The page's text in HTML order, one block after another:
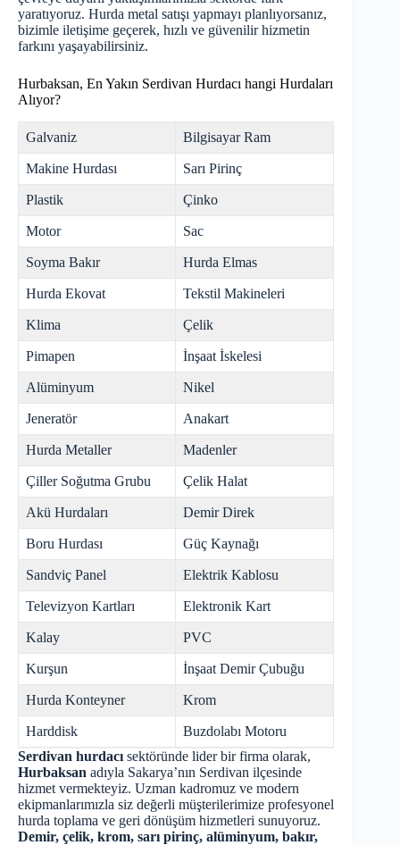
yaratıyoruz. Hurda metal satışı yapmayı planlıyorsanız,
bizimle iletişime geçerek, hızlı ve güvenilir hizmetin
farkını yaşayabilirsiniz.
Hurbaksan, En Yakın Serdivan Hurdacı hangi Hurdaları
Alıyor?
Galvaniz Bilgisayar Ram
Makine Hurdası Sarı Pirinç
Plastik Çinko
Motor Sac
Soyma Bakır Hurda Elmas
Hurda Ekovat Tekstil Makineleri
Klima Çelik
Pimapen İnşaat İskelesi
Alüminyum Nikel
Jeneratör Anakart
Hurda Metaller Madenler
Çiller Soğutma Grubu Çelik Halat
Akü Hurdaları Demir Direk
Boru Hurdası Güç Kaynağı
Sandviç Panel Elektrik Kablosu
Televizyon Kartları Elektronik Kart
Kalay PVC
Kurşun İnşaat Demir Çubuğu
Hurda Konteyner Krom
Harddisk
Buzdolabı Motoru
Serdivan hurdacı sektöründe lider bir firma olarak,
Hurbaksan adıyla Sakarya’nın Serdivan ilçesinde
hizmet vermekteyiz. Uzman kadromuz ve modern
ekipmanlarımızla siz değerli müşterilerimize profesyonel
hurda toplama ve geri dönüşüm hizmetleri sunuyoruz.
Demir, çelik, krom, sarı pirinç, alüminyum, bakır,